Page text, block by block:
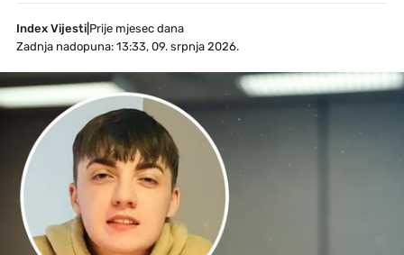
Index Vijesti
Prije mjesec dana
Zadnja nadopuna: 13:33, 09. srpnja 2026.